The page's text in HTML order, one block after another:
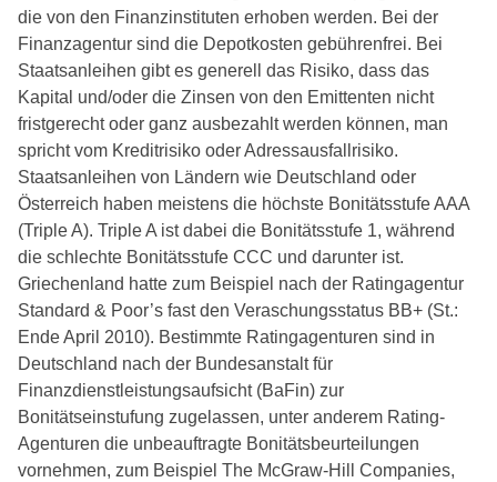
die von den Finanzinstituten erhoben werden. Bei der
Finanzagentur sind die Depotkosten gebührenfrei. Bei
Staatsanleihen gibt es generell das Risiko, dass das
Kapital und/oder die Zinsen von den Emittenten nicht
fristgerecht oder ganz ausbezahlt werden können, man
spricht vom Kreditrisiko oder Adressausfallrisiko.
Staatsanleihen von Ländern wie Deutschland oder
Österreich haben meistens die höchste Bonitätsstufe AAA
(Triple A). Triple A ist dabei die Bonitätsstufe 1, während
die schlechte Bonitätsstufe CCC und darunter ist.
Griechenland hatte zum Beispiel nach der Ratingagentur
Standard & Poor’s fast den Veraschungsstatus BB+ (St.:
Ende April 2010). Bestimmte Ratingagenturen sind in
Deutschland nach der Bundesanstalt für
Finanzdienstleistungsaufsicht (BaFin) zur
Bonitätseinstufung zugelassen, unter anderem Rating-
Agenturen die unbeauftragte Bonitätsbeurteilungen
vornehmen, zum Beispiel The McGraw-Hill Companies,